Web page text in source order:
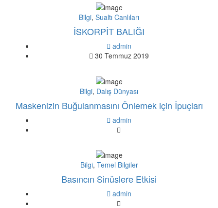
Bilgi, Sualtı Canlıları
İSKORPİT BALIĞI
admin
30 Temmuz 2019
Bilgi, Dalış Dünyası
Maskenizin Buğulanmasını Önlemek için İpuçları
admin
Bilgi, Temel Bilgiler
Basıncın Sinüslere Etkisi
admin